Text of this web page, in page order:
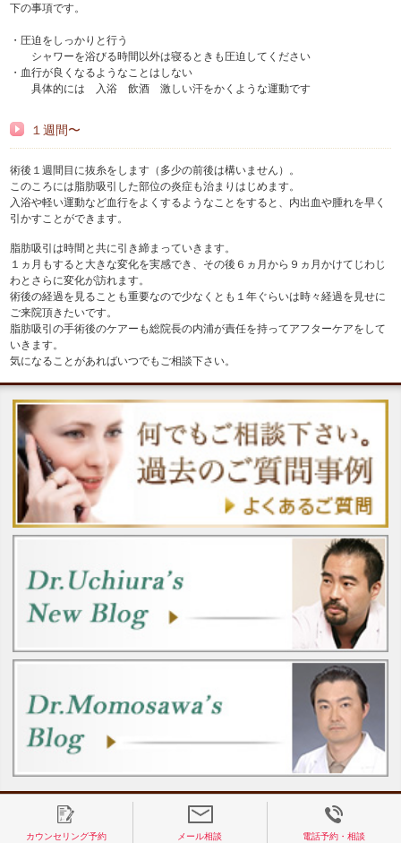
下の事項です。
・圧迫をしっかりと行う
シャワーを浴びる時間以外は寝るときも圧迫してください
・血行が良くなるようなことはしない
具体的には 入浴 飲酒 激しい汗をかくような運動です
１週間〜
術後１週間目に抜糸をします（多少の前後は構いません）。
このころには脂肪吸引した部位の炎症も治まりはじめます。
入浴や軽い運動など血行をよくするようなことをすると、内出血や腫れを早く
引かすことができます。
脂肪吸引は時間と共に引き締まっていきます。
１ヵ月もすると大きな変化を実感でき、その後６ヵ月から９ヵ月かけてじわじ
わとさらに変化が訪れます。
術後の経過を見ることも重要なので少なくとも１年ぐらいは時々経過を見せに
ご来院頂きたいです。
脂肪吸引の手術後のケアーも総院長の内浦が責任を持ってアフターケアをして
いきます。
気になることがあればいつでもご相談下さい。
カウンセリング予約 メール相談 電話予約・相談